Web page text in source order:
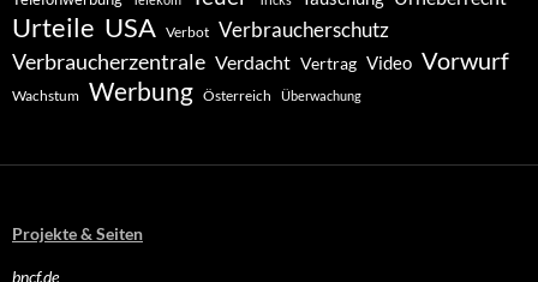
Urteile USA Verbot Verbraucherschutz
Verbraucherzentrale Verdacht Vertrag Video Vorwurf
Wachstum Werbung Österreich Überwachung
Projekte & Seiten
bncf.de